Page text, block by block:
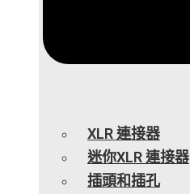
XLR 連接器
迷你XLR 連接器
插頭和插孔